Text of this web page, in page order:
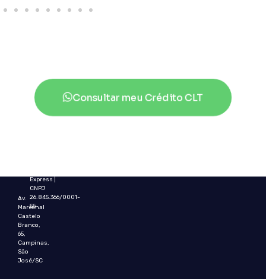
Consultar meu Crédito CLT
Av.
Marechal
Castelo
Branco,
65,
Campinas,
São
José/SC
Express
CNPJ
26.845.366/0001-
55